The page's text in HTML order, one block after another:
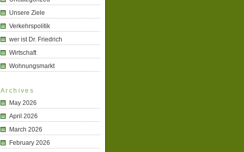
Unsere Ziele
Verkehrspolitik
wer ist Dr. Friedrich
Wirtschaft
Wohnungsmarkt
Archives
May 2026
April 2026
March 2026
February 2026